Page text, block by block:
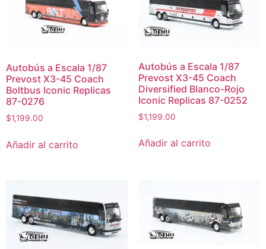
Autobús a Escala 1/87
Prevost X3-45 Coach
Boltbus Iconic Replicas
87-0276
$1,199.00
Añadir al carrito
Autobús a Escala 1/87
Prevost X3-45 Coach
Diversified Blanco-Rojo
Iconic Replicas 87-0252
$1,199.00
Añadir al carrito